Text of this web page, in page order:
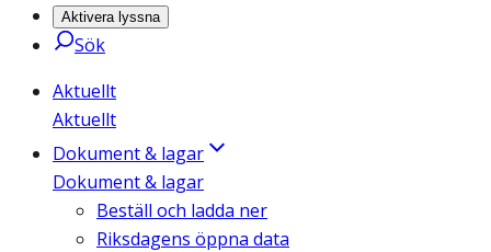
Aktivera lyssna
Sök
Aktuellt
Aktuellt
Dokument & lagar
Dokument & lagar
Beställ och ladda ner
Riksdagens öppna data